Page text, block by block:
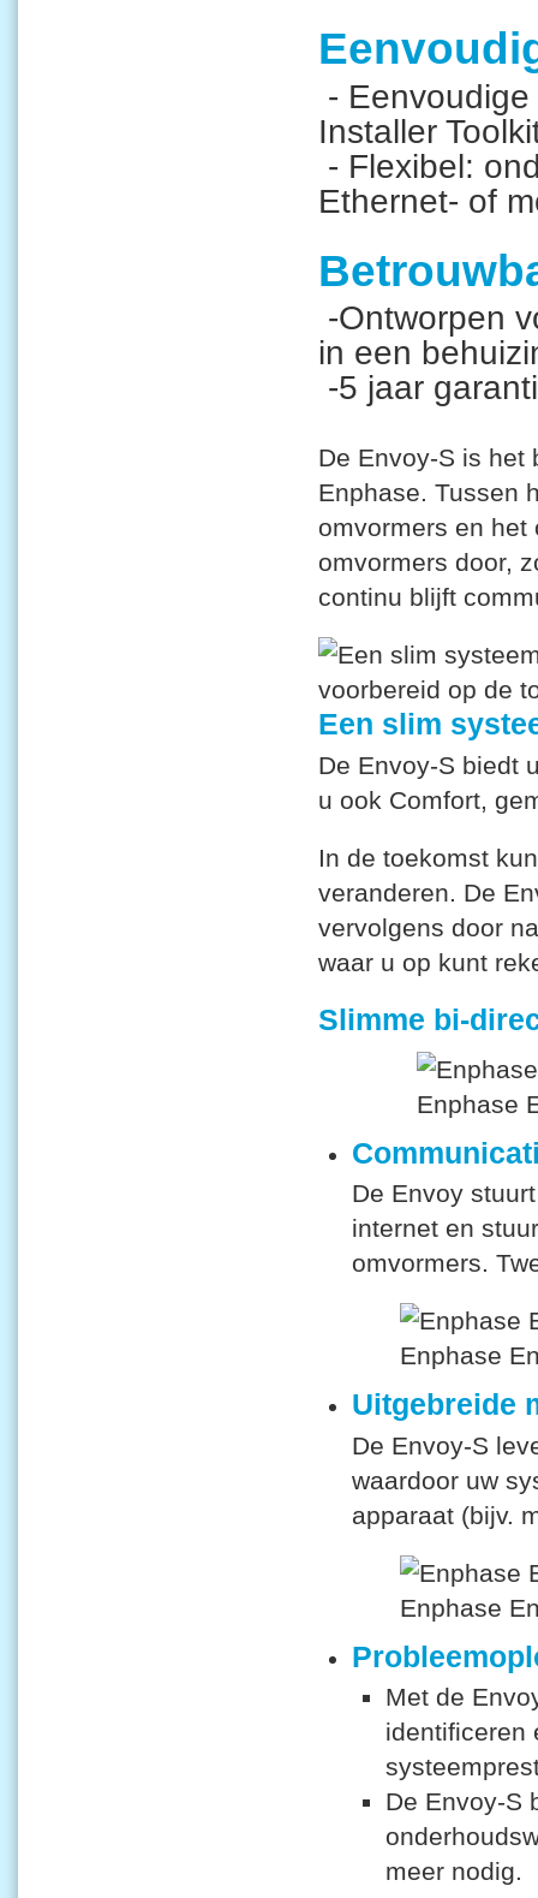
-
Installer
- Flexibel:
Ethernet- of
-Ontworpen
in een
-5 jaar
De Envoy-S is het
Enphase. Tussen
omvormers en het
omvormers door,
continu blijft
Een slim
De Envoy-S biedt
u ook Comfort,
In de toekomst
veranderen. De
vervolgens door
waar u op kunt
Slimme bi-
De Envoy
internet en
omvormers.
Uitgebreide
De Envoy-S
waardoor uw
apparaat (bijv.
Met de
identificeren
De Envoy-S
meer nodig.